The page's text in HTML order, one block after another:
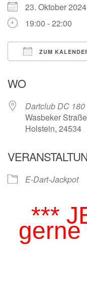
23. Oktober
19:00 - 22:00
ZUM
WO
Dartclub DC 180
Wasbeker
Holstein, 24534
E-Dart-Jackpot
***